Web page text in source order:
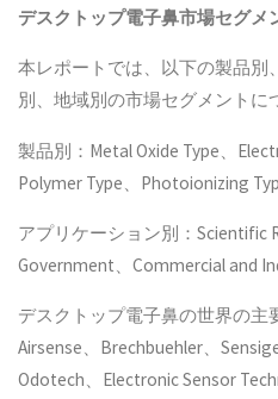
デスクトップ電子鼻市場セグメ
本レポートでは、以下の製品別
別、地域別の市場セグメントに
製品別：Metal Oxide Type、
Polymer Type、Photoionizing
アプリケーション別：Scientific
Government、Commercial and
デスクトップ電子鼻の世界の主
Airsense、Brechbuehler、
Odotech、Electronic Sensor